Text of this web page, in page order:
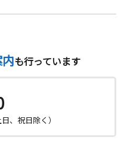
も行っています
、祝日除く）